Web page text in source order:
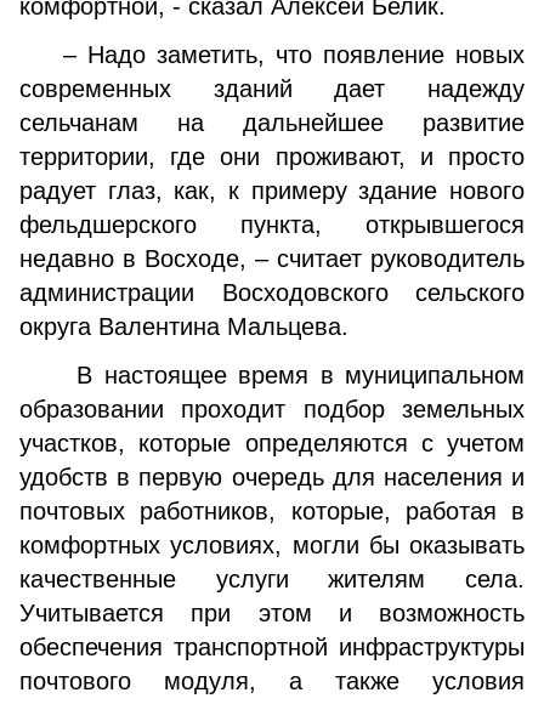
комфортной, - сказал Алексей Белик.
– Надо заметить, что появление новых
современных зданий дает надежду
сельчанам на дальнейшее развитие
территории, где они проживают, и просто
радует глаз, как, к примеру здание нового
фельдшерского пункта, открывшегося
недавно в Восходе, – считает руководитель
администрации Восходовского сельского
округа Валентина Мальцева.
В настоящее время в муниципальном
образовании проходит подбор земельных
участков, которые определяются с учетом
удобств в первую очередь для населения и
почтовых работников, которые, работая в
комфортных условиях, могли бы оказывать
качественные услуги жителям села.
Учитывается при этом и возможность
обеспечения транспортной инфраструктуры
почтового модуля, а также условия